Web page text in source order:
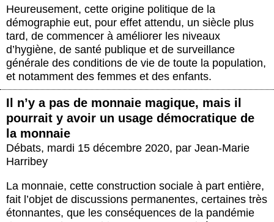
Heureusement, cette origine politique de la
démographie eut, pour effet attendu, un siècle plus
tard, de commencer à améliorer les niveaux
d’hygiène, de santé publique et de surveillance
générale des conditions de vie de toute la population,
et notamment des femmes et des enfants.
Il n’y a pas de monnaie magique, mais il
pourrait y avoir un usage démocratique de
la monnaie
Débats, mardi 15 décembre 2020, par Jean-Marie
Harribey
La monnaie, cette construction sociale à part entière,
fait l’objet de discussions permanentes, certaines très
étonnantes, que les conséquences de la pandémie